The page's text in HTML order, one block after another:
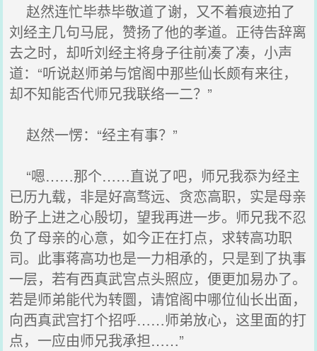
赵然连忙毕恭毕敬道了谢，又不着痕迹拍了
刘经主几句马屁，赞扬了他的孝道。正待告辞离
去之时，却听刘经主将身子往前凑了凑，小声
道：“听说赵师弟与馆阁中那些仙长颇有来往，
却不知能否代师兄我联络一二？”
赵然一愣：“经主有事？”
“嗯……那个……直说了吧，师兄我忝为经主
已历九载，非是好高骛远、贪恋高职，实是母亲
盼子上进之心殷切，望我再进一步。师兄我不忍
负了母亲的心意，如今正在打点，求转高功职
司。此事蒋高功也是一力相承的，只是到了执事
一层，若有西真武宫点头照应，便更加易办了。
若是师弟能代为转圜，请馆阁中哪位仙长出面，
向西真武宫打个招呼……师弟放心，这里面的打
点，一应由师兄我承担……”